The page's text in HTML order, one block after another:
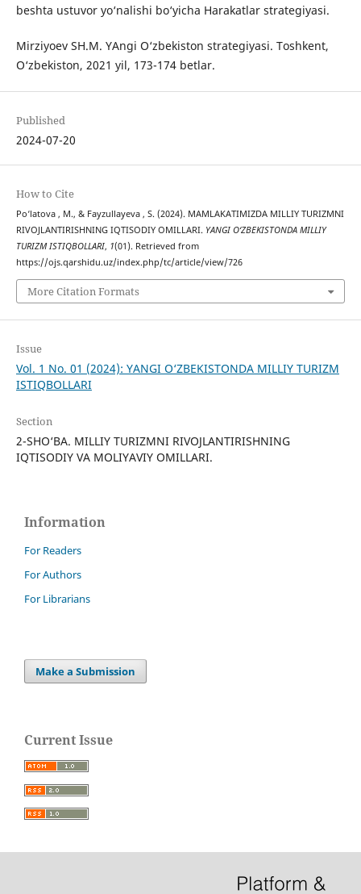
beshta ustuvor yo‘nalishi bo‘yicha Harakatlar strategiyasi.
Mirziyoev SH.M. YAngi O‘zbekiston strategiyasi. Toshkent,
O‘zbekiston, 2021 yil, 173-174 betlar.
Published
2024-07-20
How to Cite
Po‘latova , M., & Fayzullayeva , S. (2024). MAMLAKATIMIZDA MILLIY TURIZMNI
RIVOJLANTIRISHNING IQTISODIY OMILLARI. YANGI O‘ZBEKISTONDA MILLIY
TURIZM ISTIQBOLLARI, 1(01). Retrieved from
https://ojs.qarshidu.uz/index.php/tc/article/view/726
More Citation Formats
Issue
Vol. 1 No. 01 (2024): YANGI O‘ZBEKISTONDA MILLIY TURIZM
ISTIQBOLLARI
Section
2-SHO‘BA. MILLIY TURIZMNI RIVOJLANTIRISHNING
IQTISODIY VA MOLIYAVIY OMILLARI.
Information
For Readers
For Authors
For Librarians
Make a Submission
Current Issue